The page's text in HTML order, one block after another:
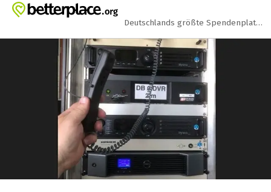
Zum Hauptinhalt springen
Erklärung zur Barrierefreiheit anzeigen
Deutschlands größte Spendenplattform